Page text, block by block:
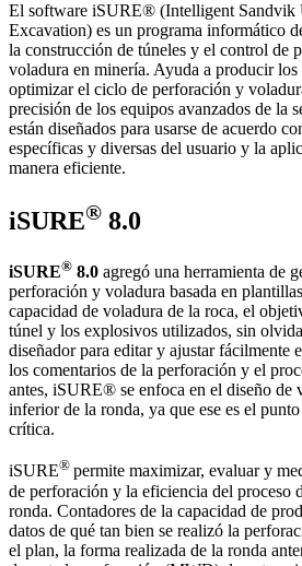
El software iSURE® (Intelligent Sandvik
Excavation) es un programa informático
la construcción de túneles y el control de
voladura en minería. Ayuda a producir los
optimizar el ciclo de perforación y
precisión de los equipos avanzados de la
están diseñados para usarse de acuerdo
específicas y diversas del usuario y la
manera eficiente.
iSURE® 8.0
iSURE® 8.0 agregó una herramienta de
perforación y voladura basada en
capacidad de voladura de la roca, el
túnel y los explosivos utilizados, sin
diseñador para editar y ajustar fácilmente
los comentarios de la perforación y el
antes, iSURE® se enfoca en el diseño de
inferior de la ronda, ya que ese es el
crítica.
iSURE® permite maximizar, evaluar y
de perforación y la eficiencia del proceso
ronda. Contadores de la capacidad de
datos de qué tan bien se realizó la
el plan, la forma realizada de la ronda